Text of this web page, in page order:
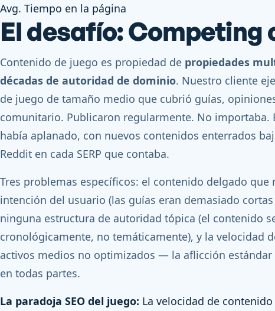
Avg. Tiempo en la página
El desafío: Competing
Contenido de juego es propiedad de propiedades
décadas de autoridad de dominio. Nuestro cliente
de juego de tamaño medio que cubrió guías,
comunitario. Publicaron regularmente. No importaba.
había aplanado, con nuevos contenidos enterrados
Reddit en cada SERP que contaba.
Tres problemas específicos: el contenido delgado que
intención del usuario (las guías eran demasiado
ninguna estructura de autoridad tópica (el contenido
cronológicamente, no temáticamente), y la velocidad
activos medios no optimizados — la aflicción
en todas partes.
La paradoja SEO del juego: La velocidad de